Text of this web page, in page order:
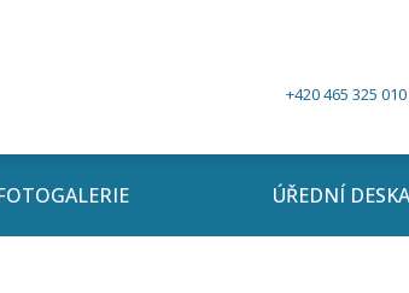
+420 465 325 010
ÚŘEDNÍ DESKA